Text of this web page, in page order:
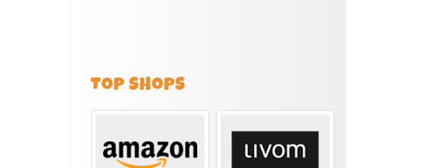
TOP SHOPS